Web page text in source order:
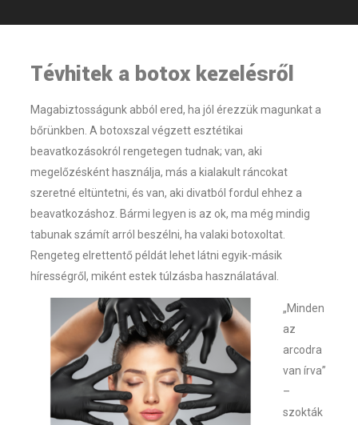
Tévhitek a botox kezelésről
Magabiztosságunk abból ered, ha jól érezzük magunkat a
bőrünkben. A botoxszal végzett esztétikai
beavatkozásokról rengetegen tudnak; van, aki
megelőzésként használja, más a kialakult ráncokat
szeretné eltüntetni, és van, aki divatból fordul ehhez a
beavatkozáshoz. Bármi legyen is az ok, ma még mindig
tabunak számít arról beszélni, ha valaki botoxoltat.
Rengeteg elrettentő példát lehet látni egyik-másik
hírességről, miként estek túlzásba használatával.
„Minden
az
arcodra
van írva”
–
szokták